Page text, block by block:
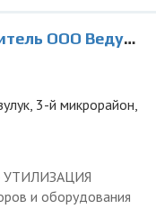
Компания
3-й микрорайон,
УТИЛИЗАЦИЯ
и оборудования